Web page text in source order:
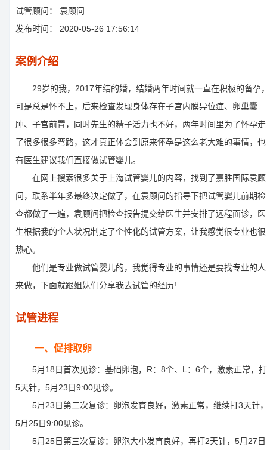
试管顾问：
袁顾问
发布时间：
2020-05-26 17:56:14
案例介绍
29岁的我，2017年结的婚，结婚两年时间就一直在积极的备孕
可是总是怀不上，后来检查发现身体存在子宫内膜异位症、卵巢囊
肿、子宫前置，同时先生的精子活力也不好，两年时间里为了怀孕走
了很多很多弯路，这才真正体会到原来怀孕是这么老大难的事情，也
有医生建议我们直接做试管婴儿。
在网上搜索很多关于上海试管婴儿的内容，找到了嘉胜国际袁顾
问，联系半年多最终决定做了，在袁顾问的指导下把试管婴儿前期检
查都做了一遍，袁顾问把检查报告提交给医生并安排了远程面诊，医
生根据我的个人状况制定了个性化的试管方案，让我感觉很专业也很
热心。
他们是专业做试管婴儿的，我觉得专业的事情还是要找专业的人
来做，下面就跟姐妹们分享我去试管的经历!
试管进程
一、促排取卵
5月18日首次见诊：基础卵泡，R：8个、L：6个，激素正常，打
5天针，5月23日9:00见诊。
5月23日第二次复诊：卵泡发育良好，激素正常，继续打3天针
5月25日9:00见诊。
5月25日第三次复诊：卵泡大小发育良好，再打2天针，5月27日